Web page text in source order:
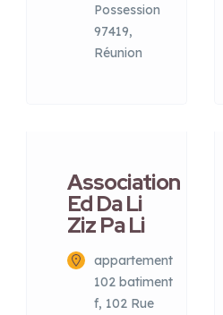
Possession
97419,
Réunion
Association
Ed Da Li
Ziz Pa Li
appartement
102 batiment
f, 102 Rue